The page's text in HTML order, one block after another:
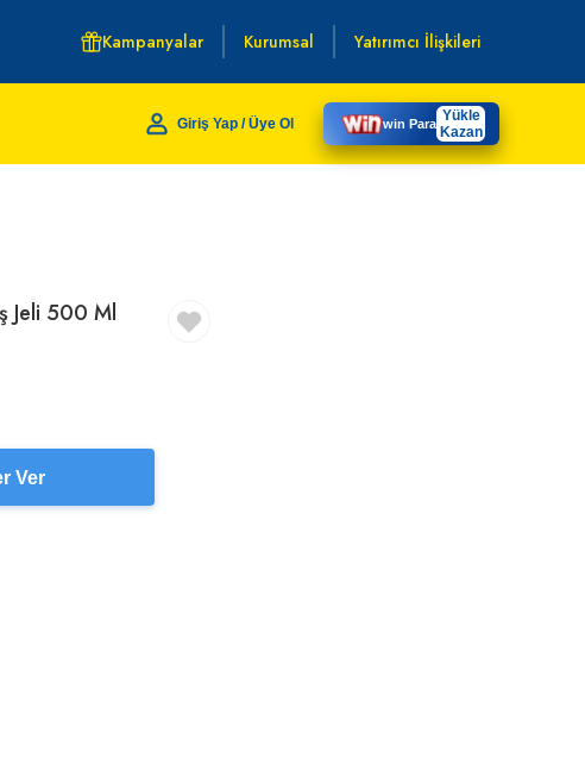
Kampanyalar Kurumsal Yatırımcı İlişkileri
Giriş Yap / Üye Ol win Para Yükle
Kazan
Jeli 500 Ml
Ver